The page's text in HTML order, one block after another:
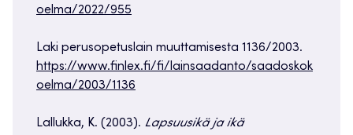
oelma/2022/955
Laki perusopetuslain muuttamisesta 1136/2003.
https://www.finlex.fi/fi/lainsaadanto/saadoskok
oelma/2003/1136
Lallukka, K. (2003). Lapsuusikä ja ikä